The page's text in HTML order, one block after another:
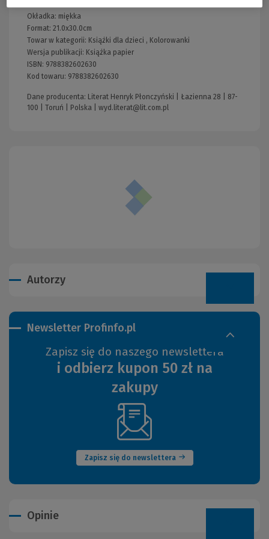
Okładka: miękka
Format: 21.0x30.0cm
Towar w kategorii: Książki dla dzieci , Kolorowanki
Wersja publikacji: Książka papier
ISBN: 9788382602630
Kod towaru: 9788382602630
Dane producenta: Literat Henryk Płonczyński | Łazienna 28 | 87-
100 | Toruń | Polska | wyd.literat@lit.com.pl
Autorzy
Newsletter Profinfo.pl
Zapisz się do naszego newslettera
i odbierz kupon 50 zł na
zakupy
Zapisz się do newslettera
(Nowe
okno)
Opinie